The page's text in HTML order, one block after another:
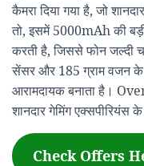
कैमरा दिया गया है, जो
तो, इसमें 5000mAh की बड़ी
करती है, जिससे फोन जल्दी
सेंसर और 185 ग्राम वजन
आरामदायक बनाता है।
शानदार गेमिंग
Check Offers